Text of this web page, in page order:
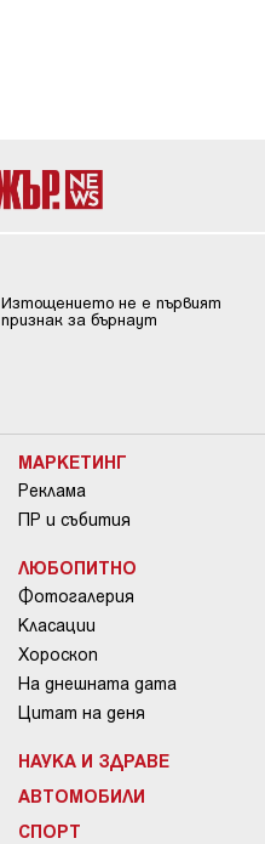
Изтощението не е първият
признак за бърнаут
МАРКЕТИНГ
Реклама
ПР и събития
ЛЮБОПИТНО
Фотогалерия
Класации
Хороскоп
На днешната дата
Цитат на деня
НАУКА И ЗДРАВЕ
АВТОМОБИЛИ
СПОРТ